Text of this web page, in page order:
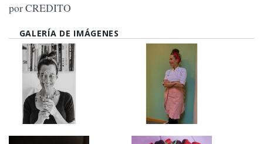
por CREDITO
GALERÍA DE IMÁGENES